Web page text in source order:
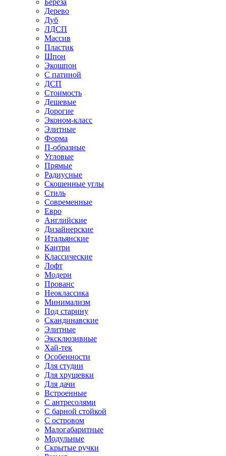
Береза
Дерево
Дуб
ЛДСП
Массив
Пластик
Шпон
Экошпон
С патиной
ДСП
Стоимость
Дешевые
Дорогие
Эконом-класс
Элитные
Форма
П-образные
Угловые
Прямые
Радиусные
Скошенные углы
Стиль
Современные
Евро
Английские
Дизайнерские
Итальянские
Кантри
Классические
Лофт
Модерн
Прованс
Неоклассика
Минимализм
Под старину
Скандинавские
Элитные
Эксклюзивные
Хай-тек
Особенности
Для студии
Для хрущевки
Для дачи
Встроенные
С антресолями
С барной стойкой
С островом
Малогабаритные
Модульные
Скрытые ручки